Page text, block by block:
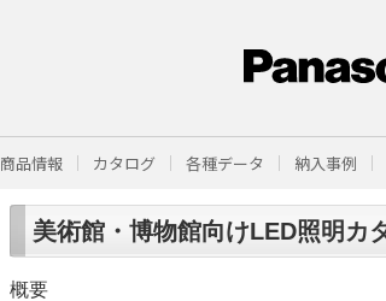
商品情報 カタログ 各種データ 納入事例
美術館・博物館向けLED照明カ
概要